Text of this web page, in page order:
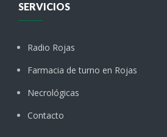
SERVICIOS
Radio Rojas
Farmacia de turno en Rojas
Necrológicas
Contacto